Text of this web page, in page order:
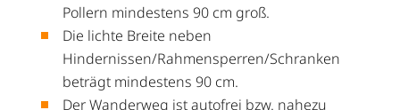
Pollern mindestens 90 cm groß.
Die lichte Breite neben
Hindernissen/Rahmensperren/Schranken
beträgt mindestens 90 cm.
Der Wanderweg ist autofrei bzw. nahezu